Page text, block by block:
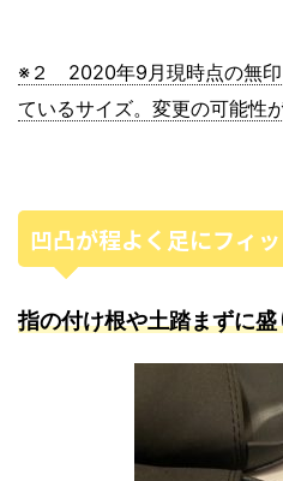
※２ 2020年9月現時点の無印
ているサイズ。変更の可能性
凹凸が程よく足にフィ
指の付け根や土踏まずに